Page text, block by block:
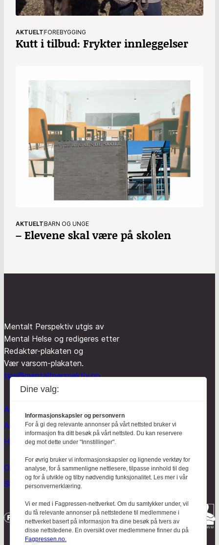
AKTUELT FOREBYGGING
Kutt i tilbud: Frykter innleggelser
AKTUELT BARN OG UNGE
– Elevene skal være på skolen
Mentalt Perspektiv utgis av
Mental Helse og redigeres etter
Redaktør-plakaten og
Vær varsom-plakaten.
tips@mentaltperspektiv.no
Aktuelt
Anmeldt
Hodebry
Om oss
Skrive for Hodebry
Dine valg:
Informasjonskapsler og personvern
For å gi deg relevante annonser på vårt nettsted bruker vi
informasjon fra ditt besøk på vårt nettsted. Du kan reservere
deg mot dette under "Innstillinger".
For øvrig bruker vi informasjonskapsler og lignende verktøy for
analyse, for å sammenligne nettlesere, tilpasse innhold til deg
og for å utvikle og tilby nødvendig funksjonalitet. Les mer i vår
personvernerklæring.
Vi er med i Fagpressen-nettverket. Om du samtykker under, vil
du få relevante annonser på nettstedene til medlemmene i
nettverket basert på informasjon fra dine besøk på tvers av
disse nettstedene. En oversikt over medlemmene finner du på
Fagpressen.no.